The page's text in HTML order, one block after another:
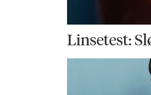
Linsetest: